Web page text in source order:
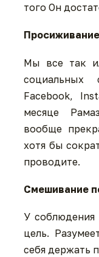
того Он
Мы все так
социальных
Facebook,
месяце
вообще
хотя бы
проводите.
Смешивание
У соблюдения
цель.
себя держать